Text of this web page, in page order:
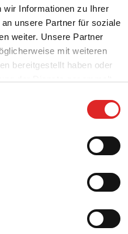
wir Informationen zu Ihrer
unsere Partner für soziale
weiter. Unsere Partner
mit weiteren
bereitgestellt haben oder